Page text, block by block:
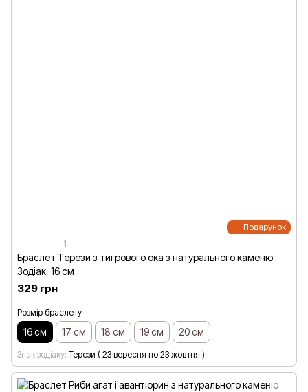
Подарунок
1
Браслет Терези з тигрового ока з натурального каменю
Зодіак, 16 см
329 грн
Розмір браслету
16 см 17 см 18 см 19 см 20 см
Знак зодіаку Терези ( 23 вересня по 23 жовтня )